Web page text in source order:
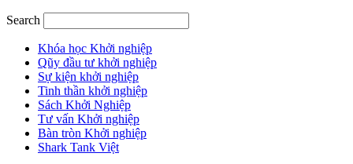
Search
Khóa học Khởi nghiệp
Qũy đầu tư khởi nghiệp
Sự kiện khởi nghiệp
Tinh thần khởi nghiệp
Sách Khởi Nghiệp
Tư vấn Khởi nghiệp
Bàn tròn Khởi nghiệp
Shark Tank Việt